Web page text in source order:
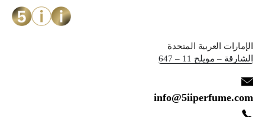
الإمارات العربية المتحدة
الشارقة – مويلح 11 – 647
info@5iiperfume.com